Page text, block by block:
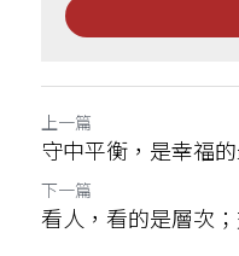
上一篇
守中平衡，是幸福
下一篇
看人，看的是層次